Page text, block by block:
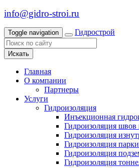
info@gidro-stroi.ru
Toggle navigation Гидрострой
Искать
Главная
О компании
Партнеры
Услуги
Гидроизоляция
Инъекционная
Гидроизоляция
Гидроизоляция
Гидроизоляция
Гидроизоляция
Гидроизоляция